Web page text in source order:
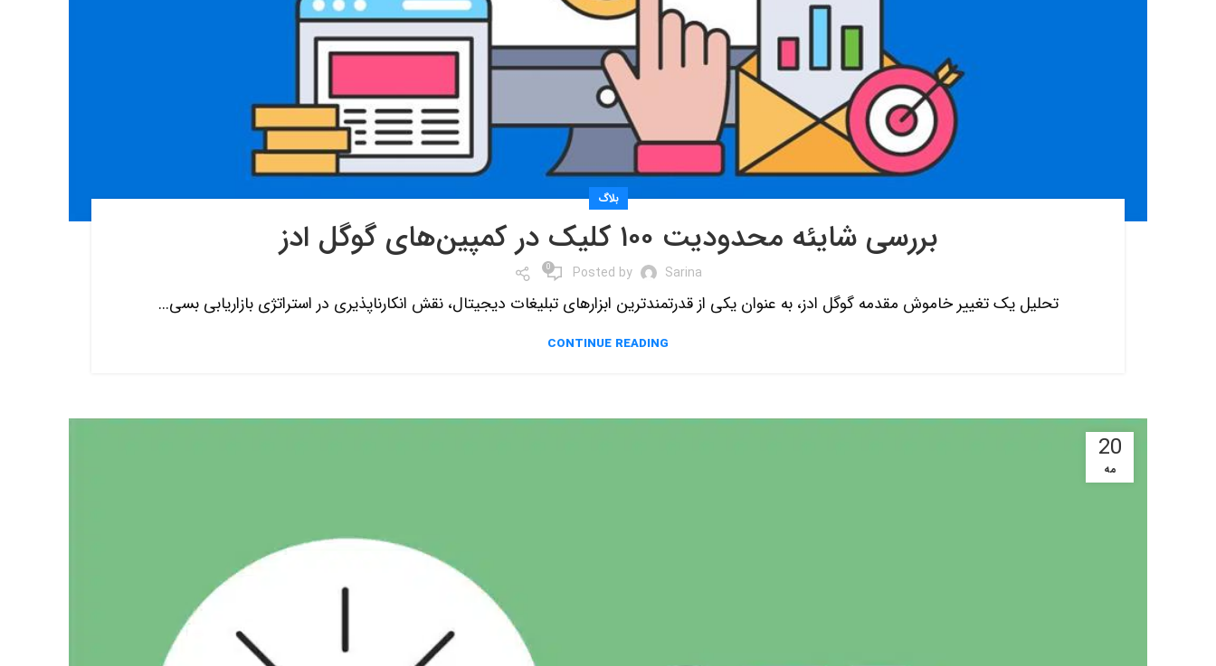
بلاگ
بررسی شایئه محدودیت ۱۰۰ کلیک در کمپین‌های گوگل ادز
Posted by Sarina
0
تحلیل یک تغییر خاموش مقدمه گوگل ادز، به عنوان یکی از قدرتمندترین ابزارهای تبلیغات دیجیتال، نقش انکارناپذیری در استراتژی بازاریابی بسی...
CONTINUE READING
20
مه